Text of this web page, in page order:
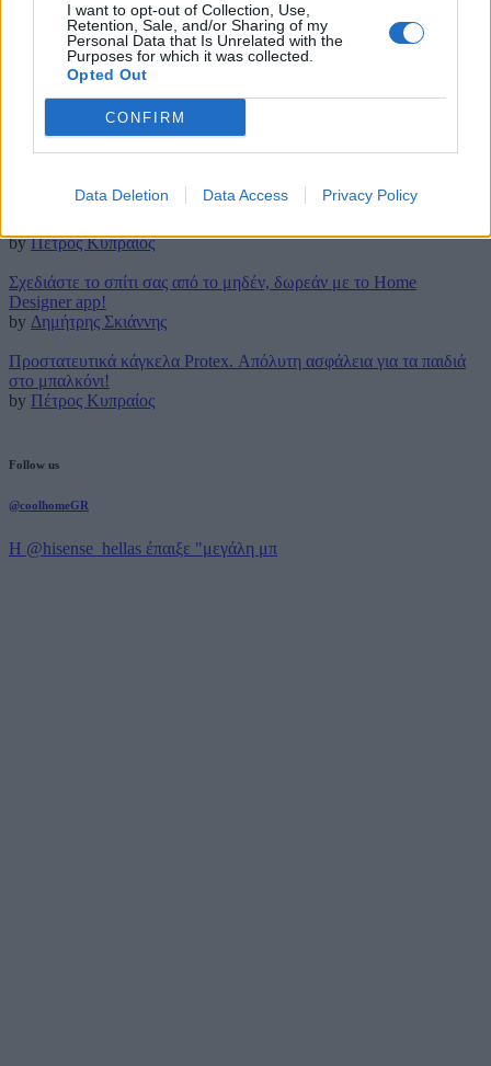
I want to opt-out of Collection, Use,
Retention, Sale, and/or Sharing of my
Personal Data that Is Unrelated with the
Purposes for which it was collected.
Opted Out
CONFIRM
Data Deletion Data Access Privacy Policy
Φανταστείτε το σπίτι των ονείρων σας να μπορούσε να χτιστεί
μέσα σε λίγες μόλις ώρες. Φανταστείτε τώρα, το …
22 Ιουνίου 2016
byΠέτρος Κυπραίος
Σχεδιάστε το σπίτι σας από το μηδέν, δωρεάν με το Home
Designer app!
by Δημήτρης Σκιάννης
Προστατευτικά κάγκελα Protex. Απόλυτη ασφάλεια για τα παιδιά
στο μπαλκόνι!
by Πέτρος Κυπραίος
Follow us
@coolhomeGR
Η @hisense_hellas έπαιξε "μεγάλη μπ